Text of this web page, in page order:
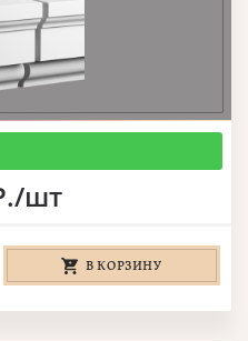
шт
В КОРЗИНУ